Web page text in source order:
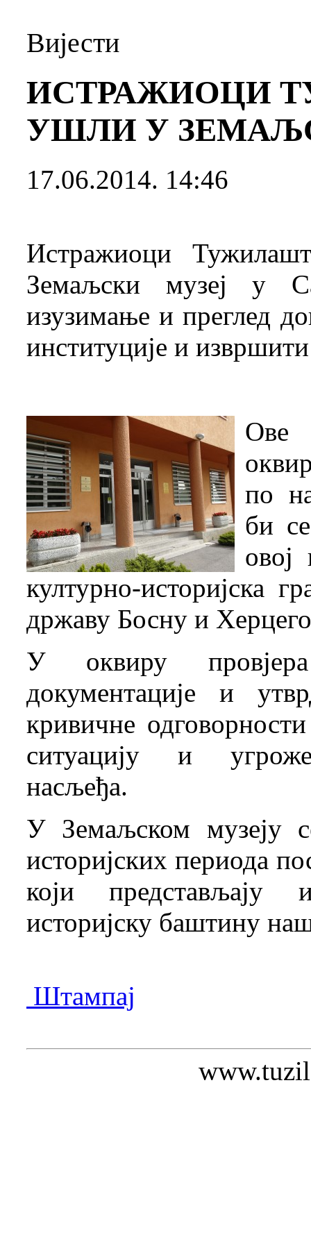
Вијести
ИСТРАЖИОЦИ
УШЛИ У
17.06.2014. 14:46
Истражиоци
Земаљски музеј у
изузимање и преглед
институције и
Ове
по
би
овој
културно-историјска
државу Босну и
У оквиру
документације и
кривичне
ситуацију и
насљеђа.
У Земаљском музеју
историјских периода
који представљају
историјску баштину
Штампај